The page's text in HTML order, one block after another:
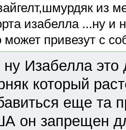
из
изабелла ...ну и
может привезут с
Изабелла это
который
еще та
он запрещен